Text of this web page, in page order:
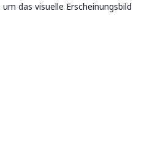
das visuelle Erscheinungsbild